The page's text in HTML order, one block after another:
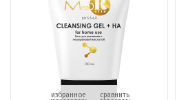
избранное сравнить